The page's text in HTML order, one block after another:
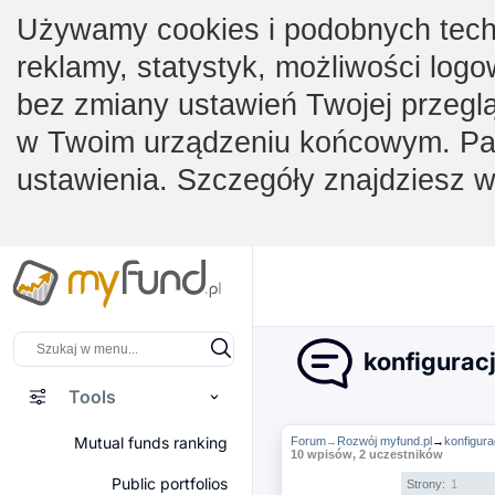
Używamy cookies i podobnych
reklamy, statystyk, możliwości
bez zmiany ustawień Twojej
w Twoim urządzeniu końcowym.
ustawienia. Szczegóły znajdziesz
Tools
Mutual funds ranking
Public portfolios
Forum→ Rozwój myfund.pl→
10 wpisów, 2 uczestników
Strony: 1